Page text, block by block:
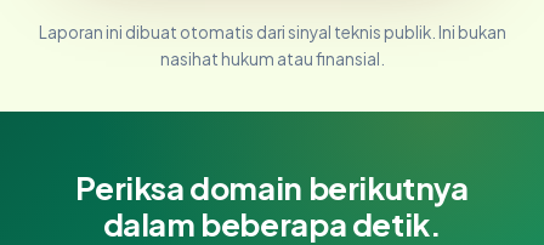
Laporan ini dibuat otomatis dari sinyal teknis publik. Ini bukan
nasihat hukum atau finansial.
Periksa domain berikutnya
dalam beberapa detik.